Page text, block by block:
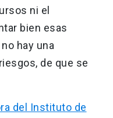
ni el
bien esas
hay una
de que se
del Instituto de